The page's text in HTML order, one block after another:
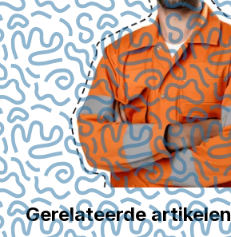
Gerelateerde artikelen